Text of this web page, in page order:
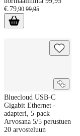
€. 79 90 99,95
Bluecloud USB-C
Bluecloud USB-C
Gigabit Ethernet -
adapteri, 5-pack
Arvosana 5/5 perustuen
20 arvosteluun